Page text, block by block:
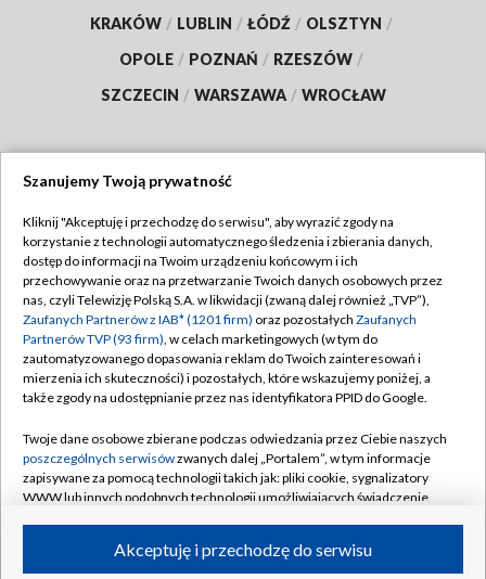
KRAKÓW / LUBLIN / ŁÓDŹ / OLSZTYN /
OPOLE / POZNAŃ / RZESZÓW /
SZCZECIN / WARSZAWA / WROCŁAW
TVP
Abonament TVP
Emisja w TVP
Centrum informacji TVP
Naziemna Telewizja Cyfrowa
Rada Programowa
System NOS
Informacje o nadawcy
Program dla prasy
Regulamin TVP
Polityka prywatności
Moje zgody
Pomoc
Kontakt
Kanały
Szanujemy Twoją prywatność
Kliknij "Akceptuję i przechodzę do serwisu", aby wyrazić zgody na
korzystanie z technologii automatycznego śledzenia i zbierania danych,
dostęp do informacji na Twoim urządzeniu końcowym i ich
przechowywanie oraz na przetwarzanie Twoich danych osobowych przez
nas, czyli Telewizję Polską S.A. w likwidacji (zwaną dalej również „TVP”),
Zaufanych Partnerów z IAB* (1201 firm) oraz pozostałych Zaufanych
Partnerów TVP (93 firm), w celach marketingowych (w tym do
zautomatyzowanego dopasowania reklam do Twoich zainteresowań i
mierzenia ich skuteczności) i pozostałych, które wskazujemy poniżej, a
także zgody na udostępnianie przez nas identyfikatora PPID do Google.
Twoje dane osobowe zbierane podczas odwiedzania przez Ciebie naszych
poszczególnych serwisówzwanych dalej „Portalem”, w tym informacje
zapisywane za pomocą technologii takich jak: pliki cookie, sygnalizatory
WWW lub innych podobnych technologii umożliwiających świadczenie
ruchu w Internecie.Akceptuję i przechodzę do serwisu